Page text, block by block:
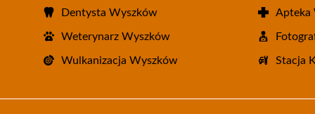
Dentysta Wyszków Apteka
Weterynarz Wyszków
Wulkanizacja Wyszków Stacja